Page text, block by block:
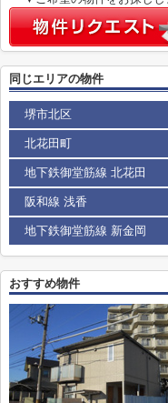
同じエリアの物件
堺市北区
北花田町
地下鉄御堂筋線 北花田
阪和線 浅香
地下鉄御堂筋線 新金岡
おすすめ物件